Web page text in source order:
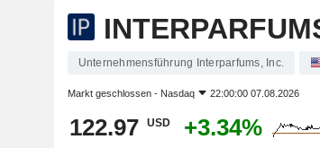
Unternehmensführung Interparfums, Inc.
Markt geschlossen - Nasdaq 22:00:00 07.08.2026
122.97 USD +3.34%